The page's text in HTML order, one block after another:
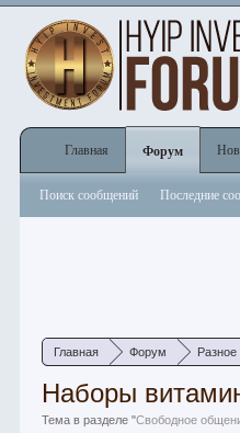
Главная Форум Разное
Наборы
Тема в разделе "Свободное
Главная Форум
Поиск сообщений Последние